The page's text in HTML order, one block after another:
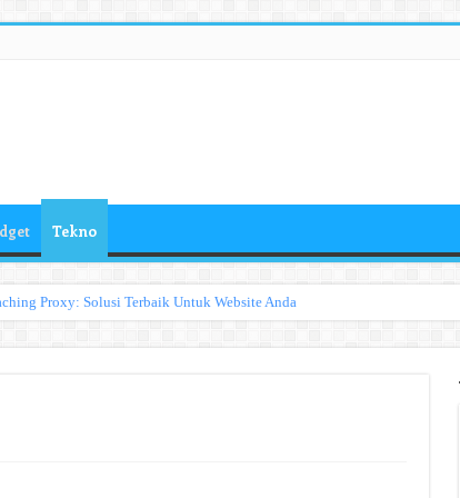
Tekno
Proxy: Solusi Terbaik Untuk Website Anda